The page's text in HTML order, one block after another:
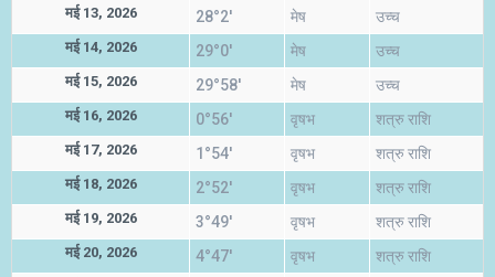
मई 13, 2026 28°2' मेष उच्च
मई 14, 2026 29°0' मेष उच्च
मई 15, 2026 29°58' मेष उच्च
मई 16, 2026 0°56' वृषभ शत्रु राशि
मई 17, 2026 1°54' वृषभ शत्रु राशि
मई 18, 2026 2°52' वृषभ शत्रु राशि
मई 19, 2026 3°49' वृषभ शत्रु राशि
मई 20, 2026 4°47' वृषभ शत्रु राशि